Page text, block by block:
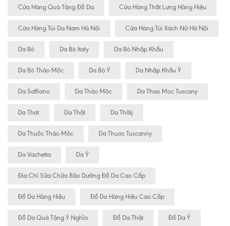
Cửa Hàng Quà Tặng Đồ Da Cửa Hàng Thắt Lưng Hàng Hiệu
Cửa Hàng Túi Da Nam Hà Nội Cửa Hàng Túi Xách Nữ Hà Nội
Da Bò Da Bò Italy Da Bò Nhập Khẩu
Da Bò Thảo Mộc Da Bò Ý Da Nhập Khẩu Ý
Da Saffiano Da Thảo Mộc Da Thao Moc Tuscany
Da That Da Thật Da Thâtj
Da Thuộc Thảo Mộc Da Thuoc Tuscanny
Da Vachetta Da Ý
Địa Chỉ Sữa Chữa Bão Dưỡng Đồ Da Cao Cấp
Đồ Da Hàng Hiệu Đồ Da Hàng Hiệu Cao Cấp
Đồ Da Quà Tặng Ý Nghĩa Đồ Da Thật Đồ Da Ý